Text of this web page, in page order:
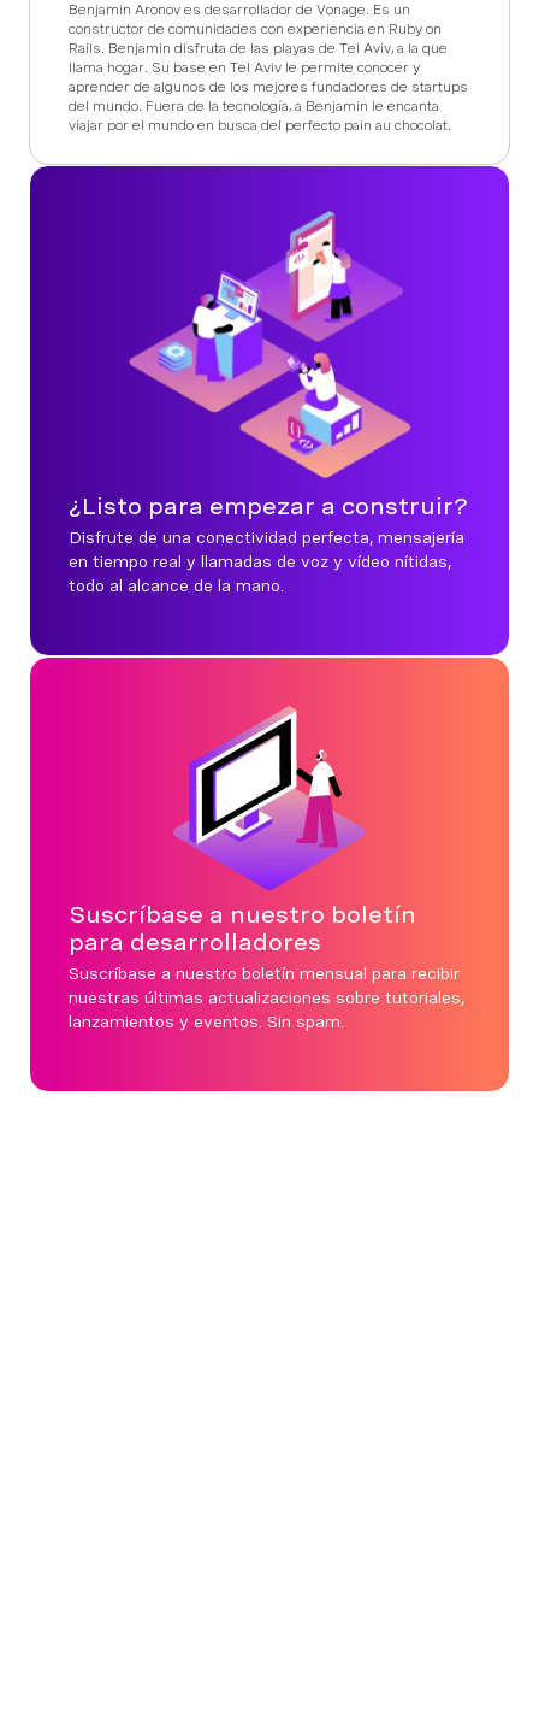
Benjamin Aronov es desarrollador de Vonage. Es un
constructor de comunidades con experiencia en Ruby on
Rails. Benjamin disfruta de las playas de Tel Aviv, a la que
llama hogar. Su base en Tel Aviv le permite conocer y
aprender de algunos de los mejores fundadores de startups
del mundo. Fuera de la tecnología, a Benjamin le encanta
viajar por el mundo en busca del perfecto pain au chocolat.
¿Listo para empezar a construir?
Disfrute de una conectividad perfecta, mensajería
en tiempo real y llamadas de voz y vídeo nítidas,
todo al alcance de la mano.
Suscríbase a nuestro boletín
para desarrolladores
Suscríbase a nuestro boletín mensual para recibir
nuestras últimas actualizaciones sobre tutoriales,
lanzamientos y eventos. Sin spam.